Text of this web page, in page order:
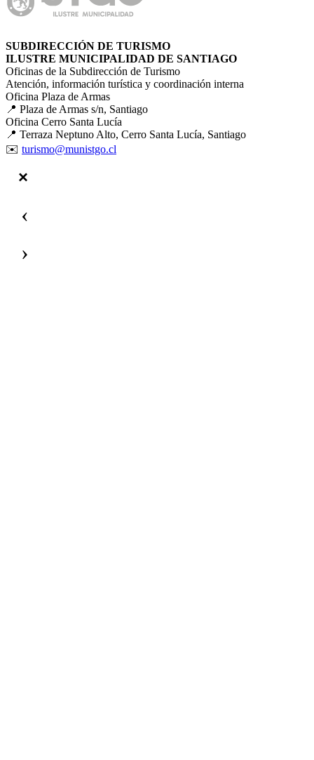
SUBDIRECCIÓN DE TURISMO
ILUSTRE MUNICIPALIDAD DE SANTIAGO
Oficinas de la Subdirección de Turismo
Atención, información turística y coordinación interna
Oficina Plaza de Armas
📍 Plaza de Armas s/n, Santiago
Oficina Cerro Santa Lucía
📍 Terraza Neptuno Alto, Cerro Santa Lucía, Santiago
✉️ turismo@munistgo.cl
‹
›